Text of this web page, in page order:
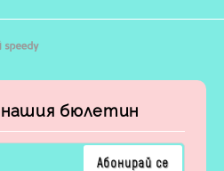
бюлетин